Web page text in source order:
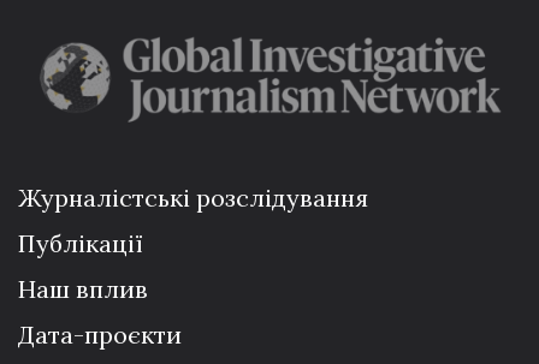
Журналістські розслідування
Публікації
Наш вплив
Дата-проєкти